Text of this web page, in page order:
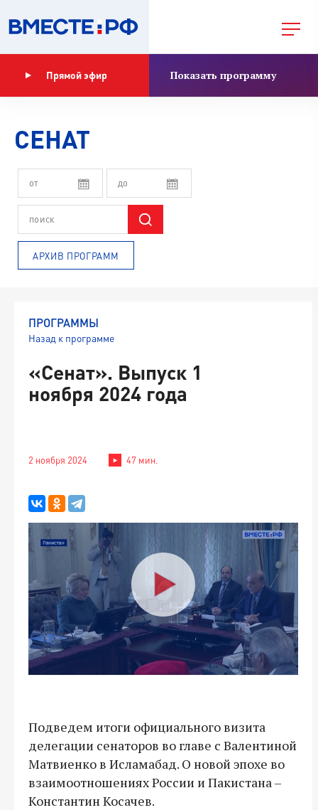
Прямой эфир Показать программу
СЕНАТ
АРХИВ ПРОГРАММ
ПРОГРАММЫ
Назад к программе
«Сенат». Выпуск 1
ноября 2024 года
2 ноября 2024 47 мин.
Подведем итоги официального визита
делегации сенаторов во главе с Валентиной
Матвиенко в Исламабад. О новой эпохе во
взаимоотношениях России и Пакистана –
Константин Косачев.